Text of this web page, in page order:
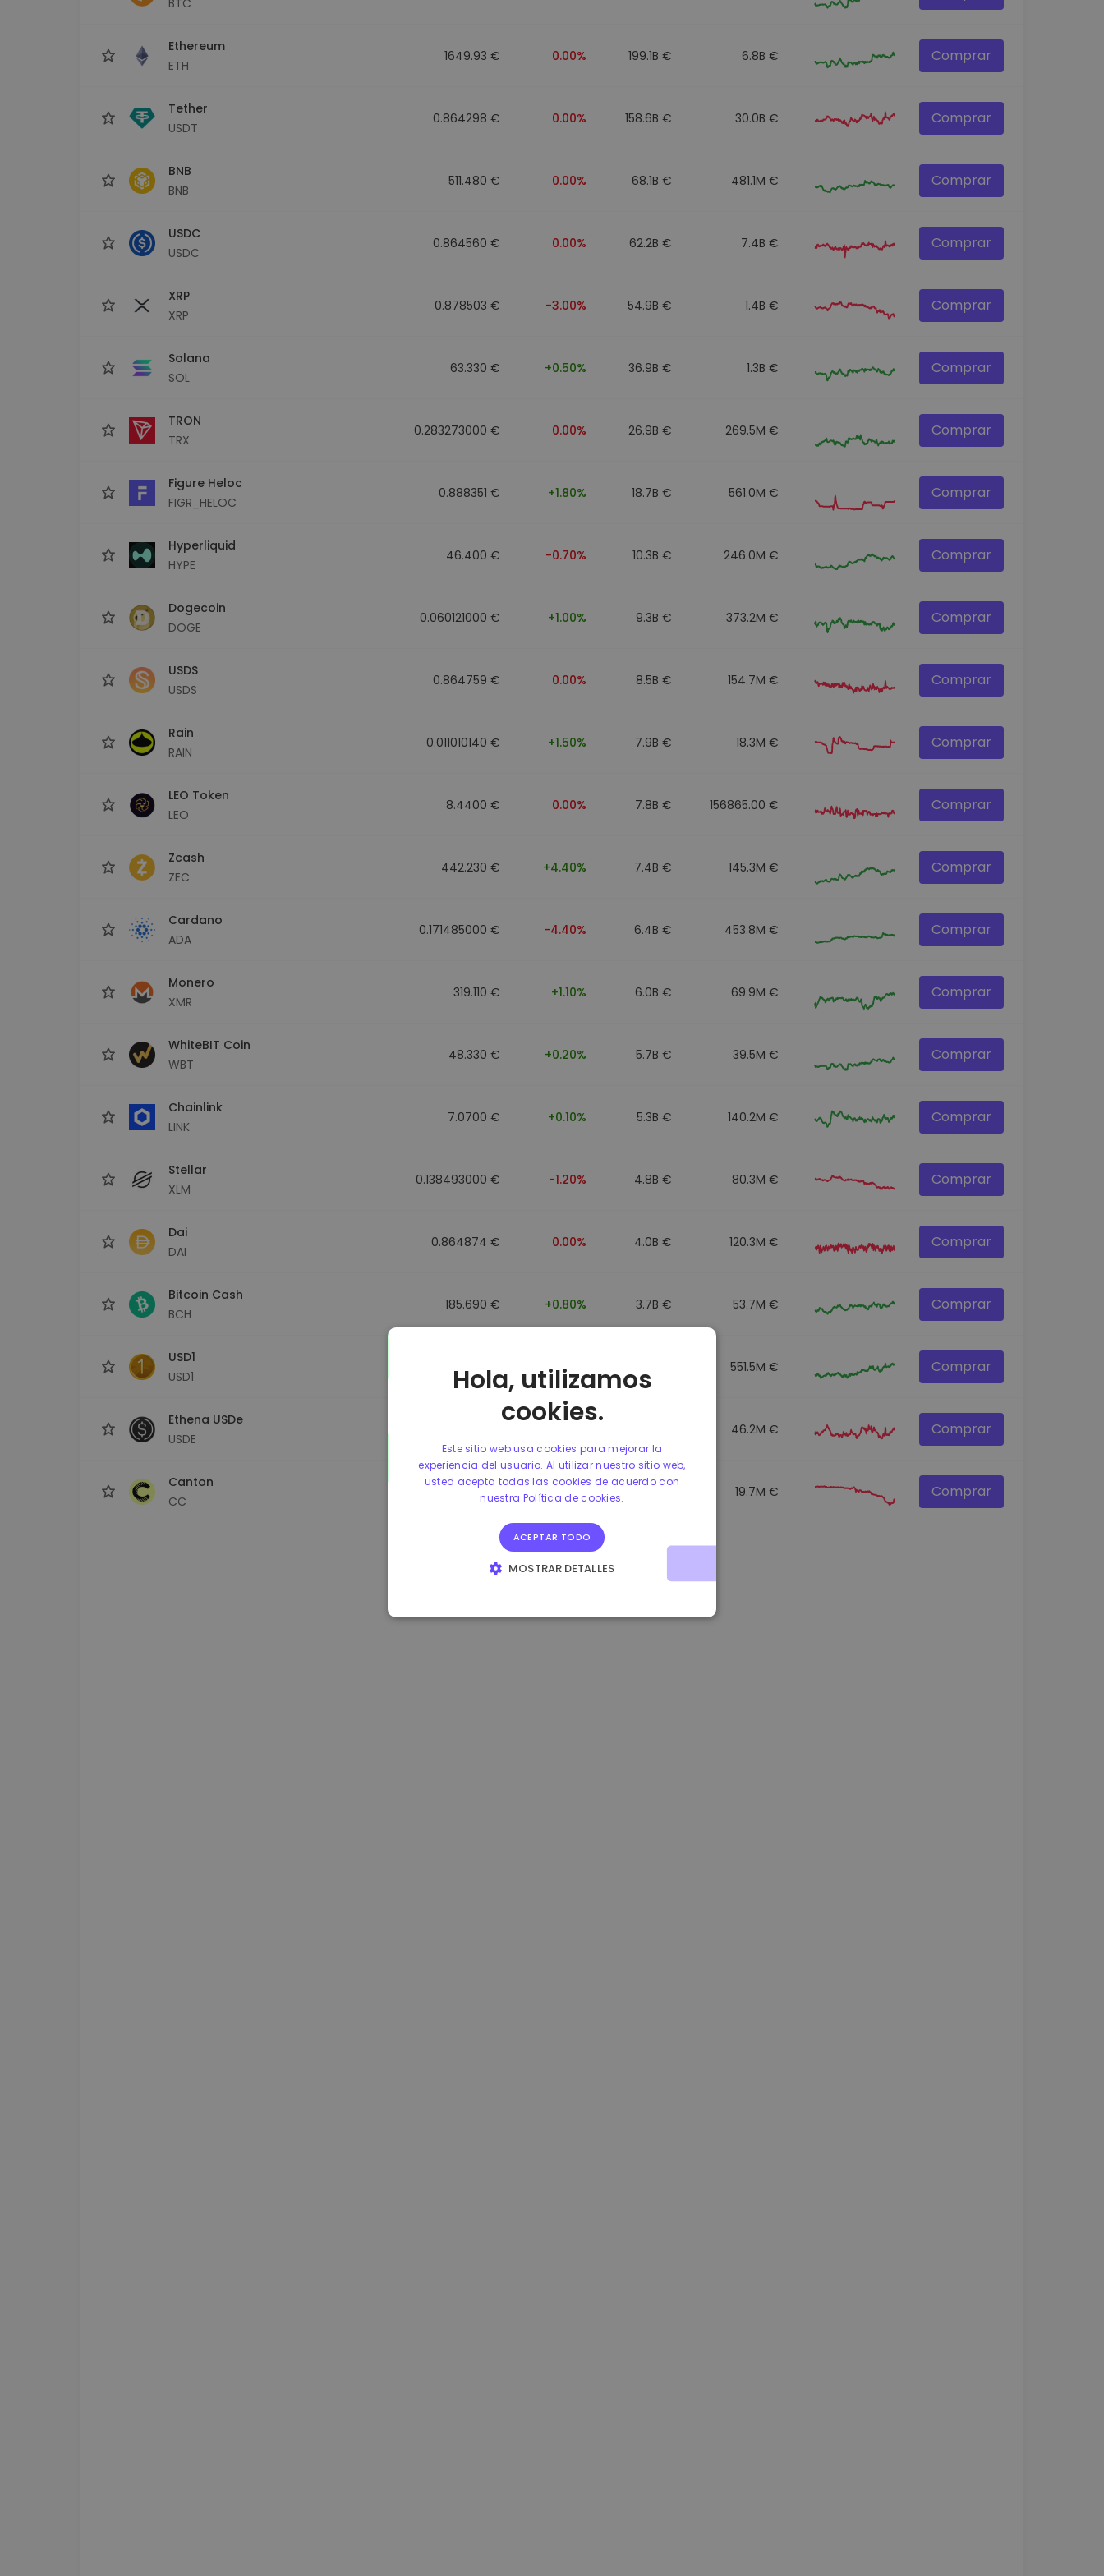
Ethereum
ETH
1649.93 € 0.00% 199.1B € 6.8B € Comprar
Tether
USDT
0.864298 € 0.00% 158.6B € 30.0B € Comprar
BNB
BNB
511.480 € 0.00% 68.1B € 481.1M € Comprar
USDC
USDC
0.864560 € 0.00% 62.2B € 7.4B € Comprar
XRP
XRP
0.878503 € -3.00% 54.9B € 1.4B € Comprar
Solana
SOL
63.330 € +0.50% 36.9B € 1.3B € Comprar
TRON
TRX
0.283273000 € 0.00% 26.9B € 269.5M € Comprar
Figure Heloc
FIGR_HELOC
0.888351 € +1.80% 18.7B € 561.0M € Comprar
Hyperliquid
HYPE
46.400 € -0.70% 10.3B € 246.0M € Comprar
Dogecoin
DOGE
0.060121000 € +1.00% 9.3B € 373.2M € Comprar
USDS
USDS
0.864759 € 0.00% 8.5B € 154.7M € Comprar
Rain
RAIN
0.011010140 € +1.50% 7.9B € 18.3M € Comprar
LEO Token
LEO
8.4400 € 0.00% 7.8B € 156865.00 € Comprar
Zcash
ZEC
442.230 € +4.40% 7.4B € 145.3M € Comprar
Cardano
ADA
0.171485000 € -4.40% 6.4B € 453.8M € Comprar
Monero
XMR
319.110 € +1.10% 6.0B € 69.9M € Comprar
WhiteBIT Coin
WBT
48.330 € +0.20% 5.7B € 39.5M € Comprar
Chainlink
LINK
7.0700 € +0.10% 5.3B € 140.2M € Comprar
Stellar
XLM
0.138493000 € -1.20% 4.8B € 80.3M € Comprar
Dai
DAI
0.864874 € 0.00% 4.0B € 120.3M € Comprar
Bitcoin Cash
BCH
185.690 € +0.80% 3.7B € 53.7M € Comprar
USD1
USD1
0.864596 € 0.00% 551.5M € Comprar
Ethena USDe
USDE
46.2M € Comprar
Canton
CC
0.080659000 € -4.80% 19.7M € Comprar
Hola, utilizamos
cookies.
Este sitio web usa cookies para mejorar la
experiencia del usuario. Al utilizar nuestro sitio web,
usted acepta todas las cookies de acuerdo con
nuestra Política de cookies.
ACEPTAR TODO
MOSTRAR DETALLES